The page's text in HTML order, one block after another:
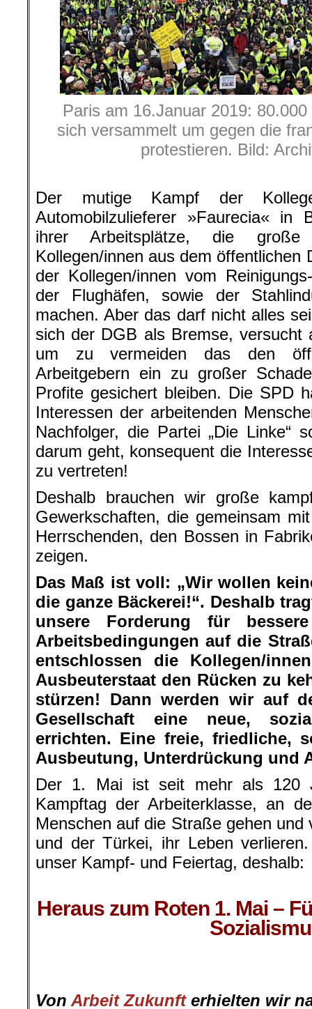
Paris am 16.Januar 2019:
sich versammelt um gegen die
protestieren. Bild:
Der mutige Kampf der
Automobilzulieferer »Faurecia« in
ihrer Arbeitsplätze, die große
Kollegen/innen aus dem öffentlichen
der Kollegen/innen vom
der Flughäfen, sowie der
machen. Aber das darf nicht alles
sich der DGB als Bremse, versucht
um zu vermeiden das den
Arbeitgebern ein zu großer
Profite gesichert bleiben. Die SPD
Interessen der arbeitenden
Nachfolger, die Partei „Die Linke“
darum geht, konsequent die
zu vertreten!
Deshalb brauchen wir große
Gewerkschaften, die gemeinsam
Herrschenden, den Bossen in
zeigen.
Das Maß ist voll: „Wir wollen
die ganze Bäckerei!“. Deshalb
unsere Forderung für
Arbeitsbedingungen auf die
entschlossen die Kollegen/
Ausbeuterstaat den Rücken zu
stürzen! Dann werden wir auf
Gesellschaft eine neue,
errichten. Eine freie, friedliche,
Ausbeutung, Unterdrückung und
Der 1. Mai ist seit mehr als 120
Kampftag der Arbeiterklasse, an
Menschen auf die Straße gehen und
und der Türkei, ihr Leben
unser Kampf- und Feiertag, deshalb:
Heraus zum Roten 1. Mai –
Von Arbeit Zukunfterhielten wir